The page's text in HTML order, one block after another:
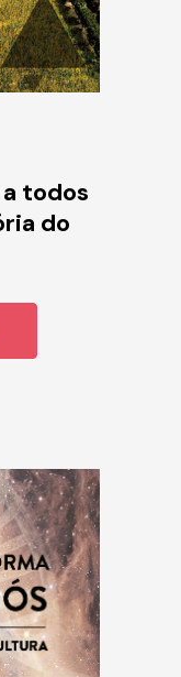
todos
do